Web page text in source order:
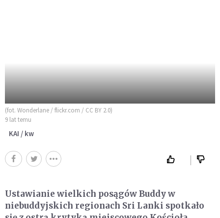
(fot. Wonderlane / flickr.com / CC BY 2.0)
9 lat temu
KAI / kw
Ustawianie wielkich posągów Buddy w
niebuddyjskich regionach Sri Lanki spotkało